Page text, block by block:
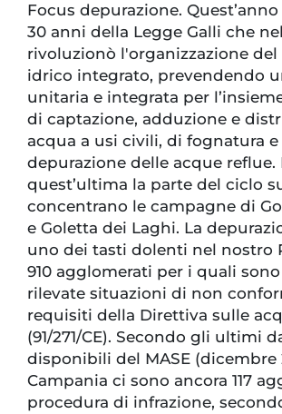
Focus depurazione.
30 anni della Legge Galli che
rivoluzionò l'organizzazione del
idrico integrato, prevendendo
unitaria e integrata per
di captazione, adduzione e
acqua a usi civili, di fognatura e
depurazione delle acque reflue.
quest’ultima la parte del ciclo
concentrano le campagne di
e Goletta dei Laghi. La
uno dei tasti dolenti nel nostro
910 agglomerati per i quali
rilevate situazioni di non
requisiti della Direttiva sulle
(91/271/CE). Secondo gli ultimi
disponibili del MASE (dicembre
Campania ci sono ancora 117
procedura di infrazione,